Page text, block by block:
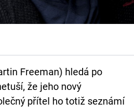
Freeman) hledá po
že jeho nový
přítel ho totiž seznámí